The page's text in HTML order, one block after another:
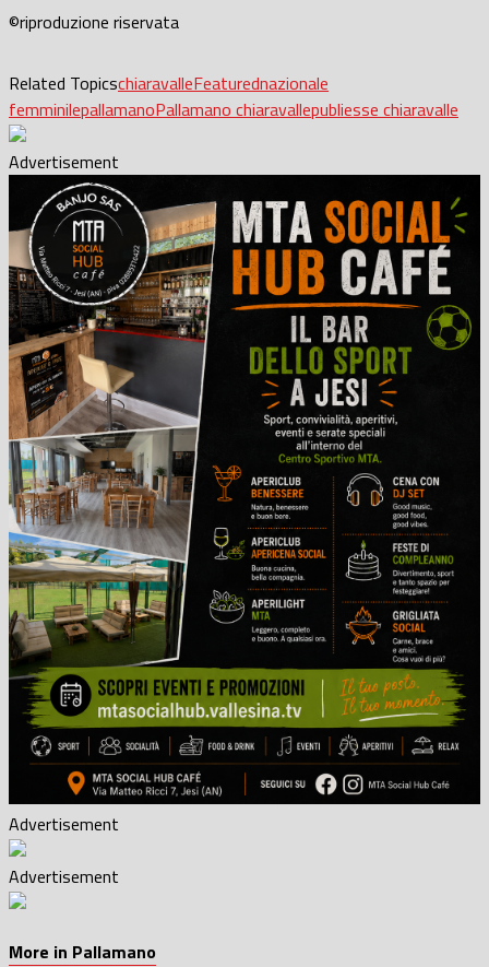
©riproduzione riservata
Related TopicschiaravalleFeaturednazionale
femminilepallamanoPallamano chiaravallepubliesse chiaravalle
Advertisement
Advertisement
Advertisement
More in Pallamano